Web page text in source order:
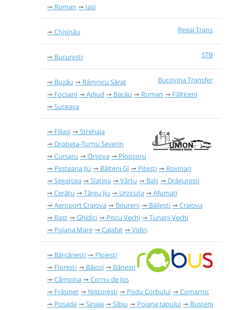
Roman
Iași
Regal Trans
Chișinău
STB
București
Bucovina Transfer
Buzău
Râmnicu Sărat
Focșani
Adjud Bacău Roman
Fălticeni
Suceava
Filiași
Strehaia
Drobeta-Turnu Severin
Cursaru
Orșova
Plopșoru
Peșteana Jiu
Bâlteni GJ Pitești
Rovinari
Segarcea
Slatina Vârțu Balș
Drăguțești
Cerătu
Târgu Jiu Urzicuța
Afumați
Aeroport Craiova
Boureni Băilești
Craiova
Rast
Ghidici Piscu Vechi
Tunarii Vechi
Poiana Mare
Calafat Vidin
Bărcănești
Ploiești
Florești
Băicoi
Bănești
Câmpina
Cornu de Jos
Frăsinet
Nistorești Podu Corbului
Comarnic
Posada
Sinaia Sibiu Poiana țapului
Bușteni